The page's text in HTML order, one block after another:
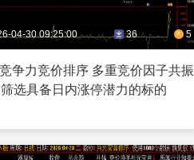
04-30 09:25:00 36 5
争力竞价排序 多重竞价因子共振
筛选具备日内涨停潜力的标的